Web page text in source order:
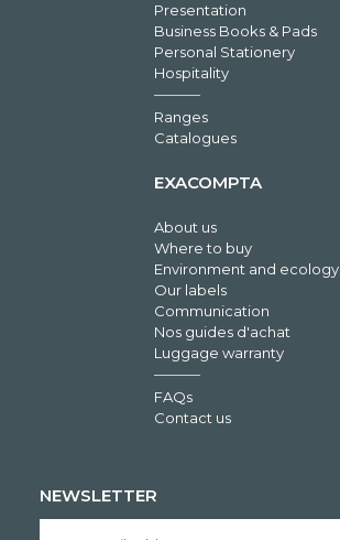
Presentation
Business Books & Pads
Personal Stationery
Hospitality
Ranges
Catalogues
EXACOMPTA
About us
Where to buy
Environment and ecology
Our labels
Communication
Nos guides d'achat
Luggage warranty
FAQs
Contact us
NEWSLETTER